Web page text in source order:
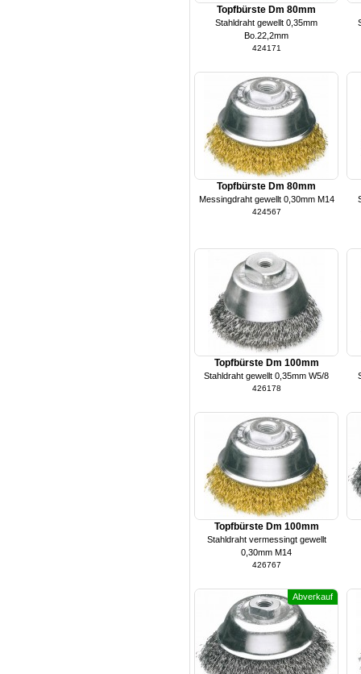
Topfbürste Dm 80mm
Stahldraht gewellt 0,35mm
Bo.22,2mm
424171
Topfbürste Dm 80mm
Messingdraht gewellt 0,30mm M14
424567
Topfbürste Dm 100mm
Stahldraht gewellt 0,35mm W5/8
426178
Topfbürste Dm 100mm
Stahldraht vermessingt gewellt
0,30mm M14
426767
Abverkauf